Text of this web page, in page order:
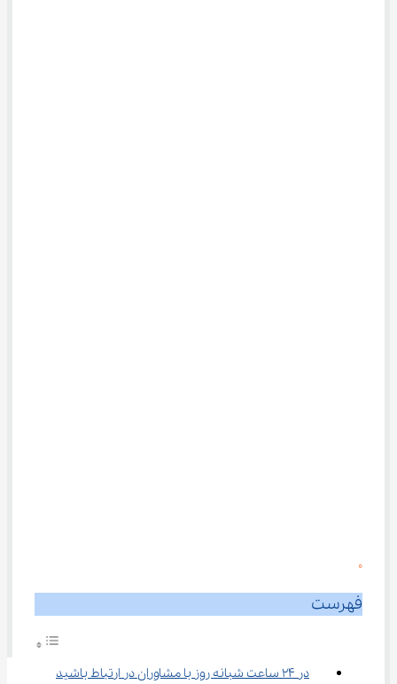
0
فهرست
در 24 ساعت شبانه روز با مشاوران در ارتباط باشید